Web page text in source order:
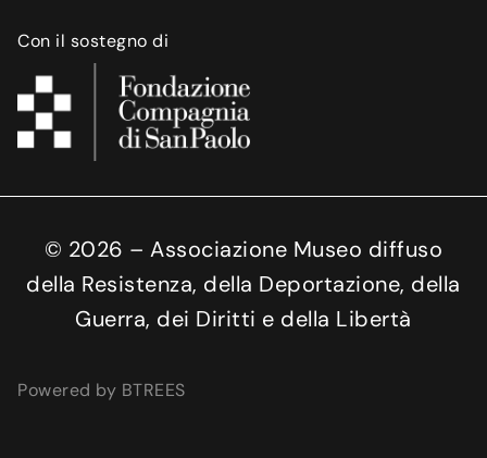
Con il sostegno di
© 2026 – Associazione Museo diffuso
della Resistenza, della Deportazione, della
Guerra, dei Diritti e della Libertà
Powered by BTREES